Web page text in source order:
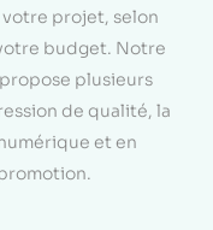
votre projet, selon
budget. Notre
plusieurs
de qualité, la
et en